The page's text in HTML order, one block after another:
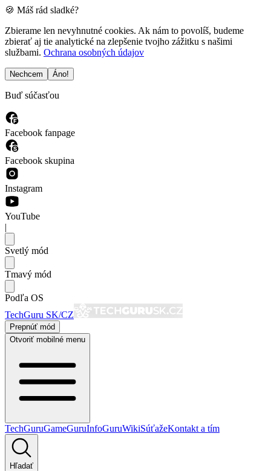
🍪 Máš rád sladké?
Zbierame len nevyhnutné cookies. Ak nám to povolíš, budeme
zbierať aj tie analytické na zlepšenie tvojho zážitku s našimi
službami. Ochrana osobných údajov
Nechcem Áno!
Buď súčasťou
Facebook fanpage
Facebook skupina
Instagram
YouTube
|
Svetlý mód
Tmavý mód
Podľa OS
TechGuru SK/CZ
Prepnúť mód
Otvoriť mobilné menu
TechGuruGameGuruInfoGuruWikiSúťažeKontakt a tím
Hľadať